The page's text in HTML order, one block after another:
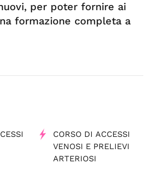
per poter fornire ai
formazione completa a
CORSO DI ACCESSI
VENOSI E PRELIEVI
ARTERIOSI